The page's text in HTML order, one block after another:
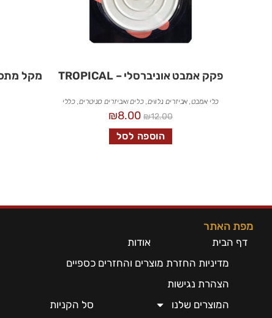
פקק אמבט אוניברסלי – TROPICAL
כלי אמבט אביזרים נלווים ,כלים ואביזרים סניטרים, כללי
₪12.00
₪8.00
הוספה לסל
מקל
מפת האתר
דף הבית
אודות
מדיניות החזרת מוצרים והחזרים כספיים
הצהרת נגישות
המוצרים שלנו
סל הקניות